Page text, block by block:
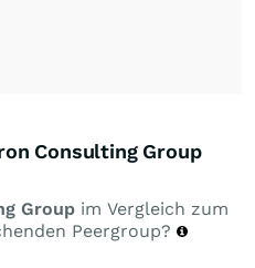
Consulting Group
Group im Vergleich zum
Peergroup?